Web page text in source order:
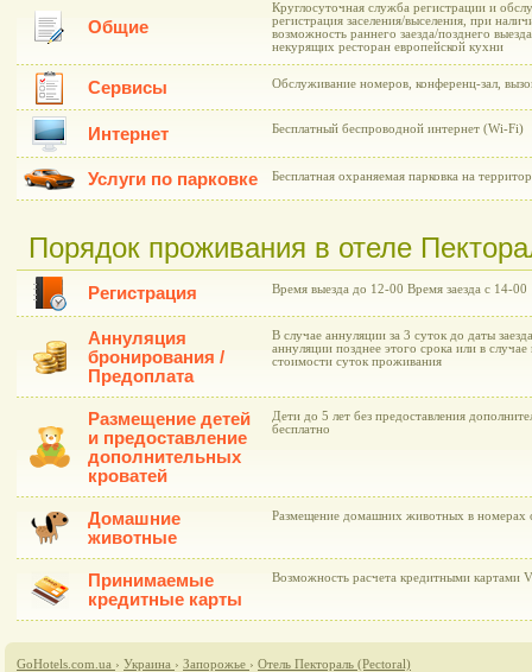
Общие
Круглосуточная служба регистрации и
регистрация заселения/выселения, при
возможность раннего заезда/позднего
некурящих ресторан европейской кухни
Сервисы Обслуживание номеров, конференц-зал,
Интернет Бесплатный беспроводной интернет (Wi-Fi)
Услуги по парковке Бесплатная охраняемая парковка на
Порядок проживания в отеле
Регистрация Время выезда до 12-00 Время заезда с 14-00
Аннуляция
бронирования /
Предоплата
В случае аннуляции за 3 суток до даты
аннуляции позднее этого срока или в случае
стоимости суток проживания
Размещение детей
и предоставление
дополнительных
кроватей
Дети до 5 лет без предоставления
бесплатно
Домашние
животные
Размещение домашних животных в номерах
Принимаемые
кредитные карты
Возможность расчета кредитными картами
GoHotels.com.ua › Украина › Запорожье › Отель Пектораль (Pectoral)